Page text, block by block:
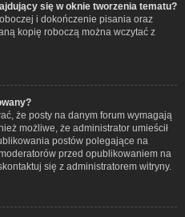
się w oknie tworzenia tematu?
i dokończenie pisania oraz
kopię roboczą można wczytać z
że posty na danym forum wymagają
możliwe, że administrator umieścił
postów polegające na
przed opublikowaniem na
się z administratorem witryny.